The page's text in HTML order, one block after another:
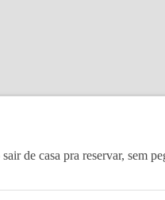
de casa pra reservar, sem